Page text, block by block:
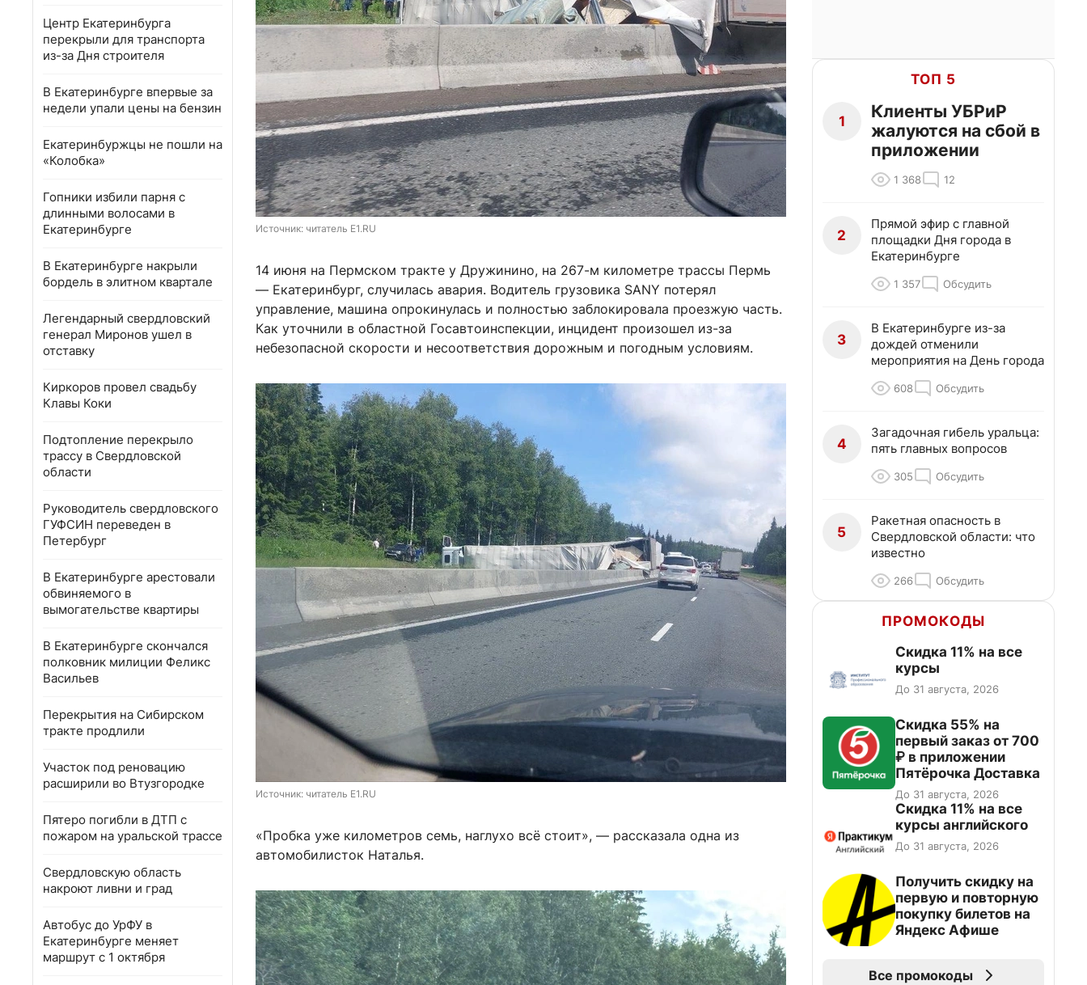
Центр Екатеринбурга
перекрыли для транспорта
из-за Дня строителя
В Екатеринбурге впервые за
недели упали цены на бензин
Екатеринбуржцы не пошли на
«Колобка»
Гопники избили парня с
длинными волосами в
Екатеринбурге
В Екатеринбурге накрыли
бордель в элитном квартале
Легендарный свердловский
генерал Миронов ушел в
отставку
Киркоров провел свадьбу
Клавы Коки
Подтопление перекрыло
трассу в Свердловской
области
Руководитель свердловского
ГУФСИН переведен в
Петербург
В Екатеринбурге арестовали
обвиняемого в
вымогательстве квартиры
В Екатеринбурге скончался
полковник милиции Феликс
Васильев
Перекрытия на Сибирском
тракте продлили
Участок под реновацию
расширили во Втузгородке
Пятеро погибли в ДТП с
пожаром на уральской трассе
Свердловскую область
накроют ливни и град
Автобус до УрФУ в
Екатеринбурге меняет
маршрут с 1 октября
Источник: читатель E1.RU
14 июня на Пермском тракте у Дружинино, на 267-м километре трассы Пермь
— Екатеринбург, случилась авария. Водитель грузовика SANY потерял
управление, машина опрокинулась и полностью заблокировала проезжую часть.
Как уточнили в областной Госавтоинспекции, инцидент произошел из-за
небезопасной скорости и несоответствия дорожным и погодным условиям.
Источник: читатель E1.RU
«Пробка уже километров семь, наглухо всё стоит», — рассказала одна из
автомобилисток Наталья.
ТОП 5
1
Клиенты УБРиР
жалуются на сбой в
приложении
1 368 12
2
Прямой эфир с главной
площадки Дня города в
Екатеринбурге
1 357 Обсудить
3
В Екатеринбурге из-за
дождей отменили
мероприятия на День города
608 Обсудить
4
Загадочная гибель уральца:
пять главных вопросов
305 Обсудить
5
Ракетная опасность в
Свердловской области: что
известно
266 Обсудить
ПРОМОКОДЫ
Скидка 11% на все
курсы
До 31 августа, 2026
Скидка 55% на
первый заказ от 700
₽ в приложении
Пятёрочка Доставка
До 31 августа, 2026
Скидка 11% на все
курсы английского
До 31 августа, 2026
Получить скидку на
первую и повторную
покупку билетов на
Яндекс Афише
Все промокоды